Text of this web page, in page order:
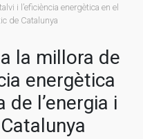
i l’eficiència energètica en el
de Catalunya
la millora de
energètica
de l’energia i